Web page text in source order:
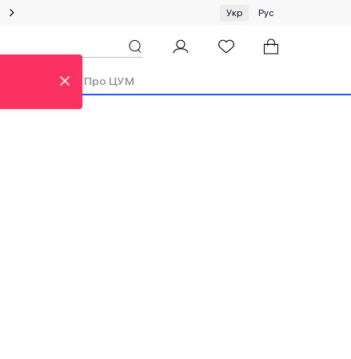
Спеціальна пропозиція на одяг та хустки ЦУМ by GUNIA
Укр Рус
Аутлет Про ЦУМ